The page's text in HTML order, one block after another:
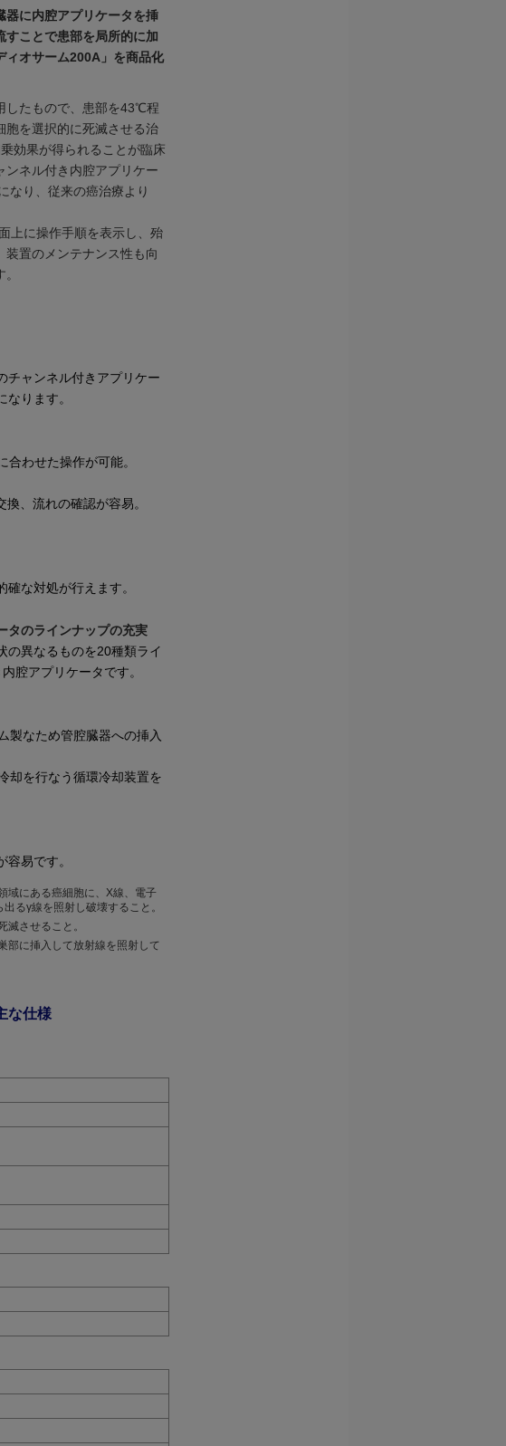
器に内腔アプリケータを挿
すことで患部を局所的に加
ィオサーム200A」を商品化
したもので、患部を43℃程
胞を選択的に死滅させる治
効果が得られることが臨床
ネル付き内腔アプリケー
なり、従来の癌治療より
上に操作手順を表示し、殆
置のメンテナンス性も向
チャンネル付きアプリケー
ります。
合わせた操作が可能。
換、流れの確認が容易。
な対処が行えます。
タのラインナップの充実
の異なるものを20種類ライ
腔アプリケータです。
製なため管腔臓器への挿入
却を行なう循環冷却装置を
易です。
域にある癌細胞に、X線、電子
るγ線を照射し破壊すること。
滅させること。
部に挿入して放射線を照射して
な仕様